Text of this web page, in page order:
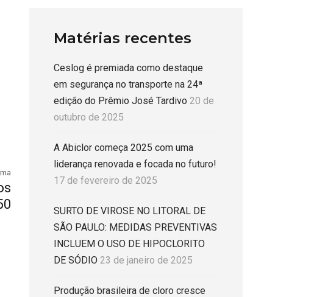
Matérias recentes
Ceslog é premiada como destaque
em segurança no transporte na 24ª
edição do Prêmio José Tardivo 20 de
outubro de 2025
A Abiclor começa 2025 com uma
liderança renovada e focada no futuro!
17 de fevereiro de 2025
SURTO DE VIROSE NO LITORAL DE
SÃO PAULO: MEDIDAS PREVENTIVAS
INCLUEM O USO DE HIPOCLORITO
DE SÓDIO 23 de janeiro de 2025
Produção brasileira de cloro cresce